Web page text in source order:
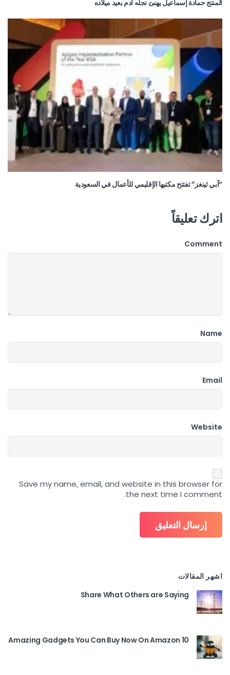
المنتج حمادة إسماعيل يهنئ نجله آدم بعيد ميلاده
“آبي ثينغز” تفتتح مكتبها الإقليمي للأعمال في السعودية
اترك تعليقاً
Comment
Name
Email
Website
Save my name, email, and website in this browser for
the next time I comment.
اشهر المقالات
Share What Others are Saying
10 Amazing Gadgets You Can Buy Now On Amazon